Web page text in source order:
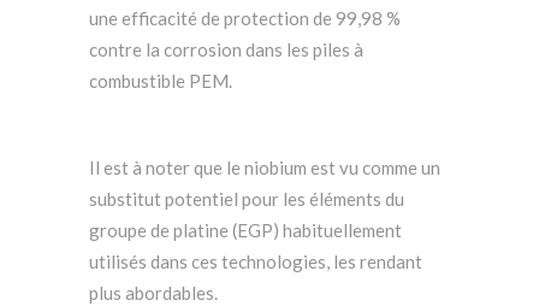
une efficacité de protection de 99,98 %
contre la corrosion dans les piles à
combustible PEM.
Il est à noter que le niobium est vu comme un
substitut potentiel pour les éléments du
groupe de platine (EGP) habituellement
utilisés dans ces technologies, les rendant
plus abordables.